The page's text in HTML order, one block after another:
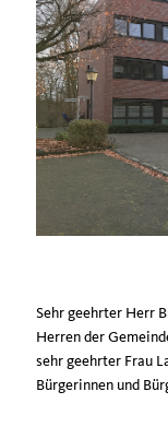
Sehr geehrter Herr
Herren der
sehr geehrter Frau
Bürgerinnen und